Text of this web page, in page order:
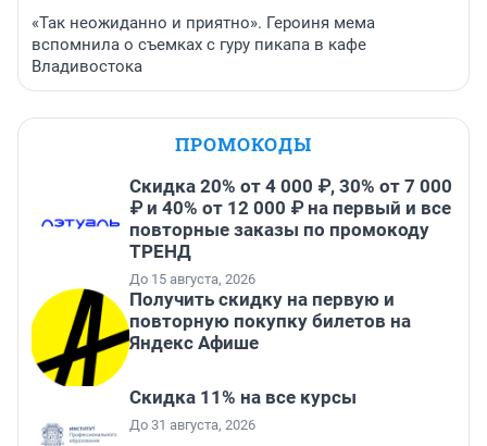
«Так неожиданно и приятно». Героиня мема
вспомнила о съемках с гуру пикапа в кафе
Владивостока
ПРОМОКОДЫ
Скидка 20% от 4 000 ₽, 30% от 7 000
₽ и 40% от 12 000 ₽ на первый и все
повторные заказы по промокоду
ТРЕНД
До 15 августа, 2026
Получить скидку на первую и
повторную покупку билетов на
Яндекс Афише
Скидка 11% на все курсы
До 31 августа, 2026